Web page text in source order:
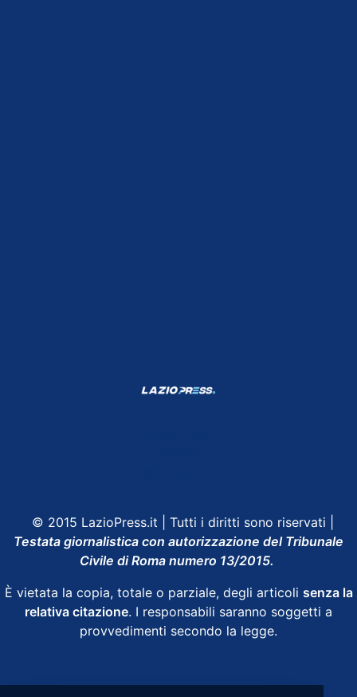
© 2015 LazioPress.it | Tutti i diritti sono riservati |
Testata giornalistica con autorizzazione del Tribunale
Civile di Roma numero 13/2015.
È vietata la copia, totale o parziale, degli articoli senza la
relativa citazione. I responsabili saranno soggetti a
provvedimenti secondo la legge.